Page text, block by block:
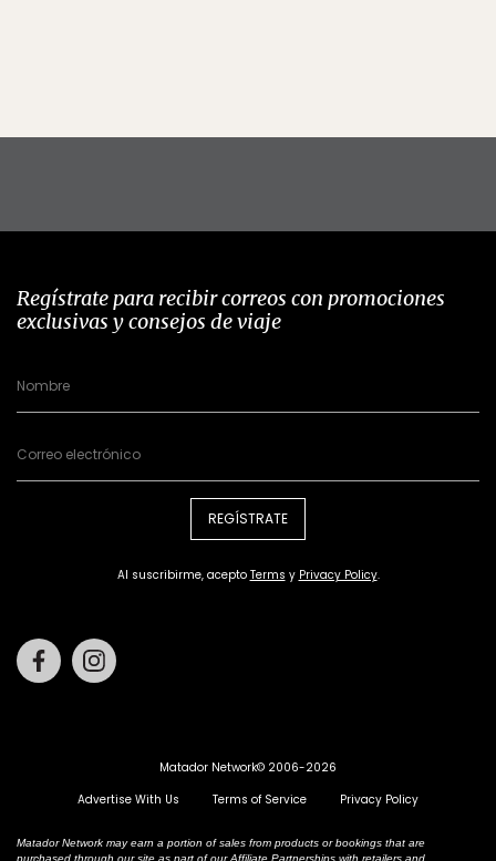
Regístrate para recibir correos con promociones
exclusivas y consejos de viaje
REGÍSTRATE
Al suscribirme, acepto Terms y Privacy Policy.
Facebook
Matador Network© 2006-2026
Advertise With Us
Terms of Service Privacy Policy
Matador Network may earn a portion of sales from products or bookings that are
purchased through our site as part of our Affiliate Partnerships with retailers and